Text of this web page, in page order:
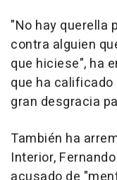
"No hay querella
contra alguien
que hiciese", ha
que ha calificado
gran desgracia
También ha
Interior,